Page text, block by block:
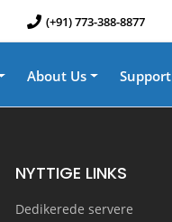
(+91) 773-388-8877
About Us Support
NYTTIGE LINKS
Dedikerede servere